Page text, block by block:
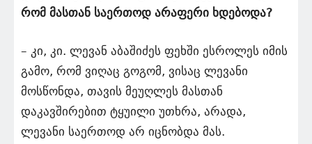
რომ მასთან საერთოდ არაფერი ხდებოდა?
– კი, კი. ლევან აბაშიძეს ფეხში ესროლეს იმის
გამო, რომ ვიღაც გოგომ, ვისაც ლევანი
მოსწონდა, თავის მეუღლეს მასთან
დაკავშირებით ტყუილი უთხრა, არადა,
ლევანი საერთოდ არ იცნობდა მას.